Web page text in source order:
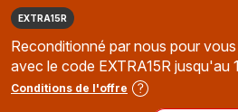
EXTRA15R
Reconditionné par nous pour
avec le code EXTRA15R jusqu'au
Conditions de l'offre